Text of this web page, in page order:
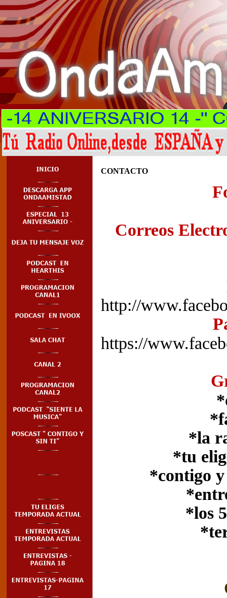
CONTACTO
Correos
http://
https://
*la
*tu
*contigo
*los